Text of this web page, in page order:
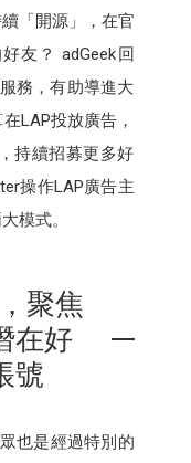
「開源」，在官
友？ adGeek回
務，有助導進大
LAP投放廣告，
持續招募更多好
操作LAP廣告主
模式。
聚焦
在好
號
也是經過特別的